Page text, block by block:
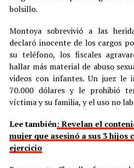
bolsillo.
Montoya sobrevivió a las
declaró inocente de los cargos
su teléfono, los fiscales
hallar más material de abuso
videos con infantes. Un juez le
70.000 dólares y le prohibió
víctima y su familia, y el uso no
Lee también: Revelan el
mujer que asesinó a sus 3 hijos
ejercicio